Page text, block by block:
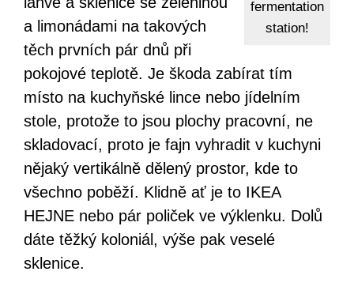
fermentation
station!
a limonádami na takových
těch prvních pár dnů při
pokojové teplotě. Je škoda zabírat tím
místo na kuchyňské lince nebo jídelním
stole, protože to jsou plochy pracovní, ne
skladovací, proto je fajn vyhradit v kuchyni
nějaký vertikálně dělený prostor, kde to
všechno poběží. Klidně ať je to IKEA
HEJNE nebo pár poliček ve výklenku. Dolů
dáte těžký koloniál, výše pak veselé
sklenice.